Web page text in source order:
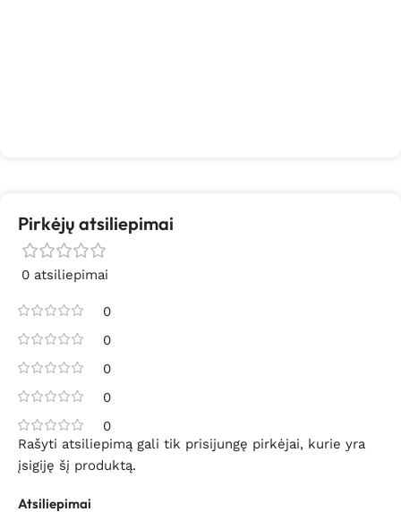
Pirkėjų atsiliepimai
0 atsiliepimai
0
0
0
0
0
Atsiliepimai
Rašyti atsiliepimą gali tik prisijungę pirkėjai, kurie yra
įsigiję šį produktą.